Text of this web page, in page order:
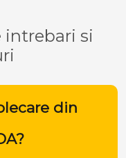
intrebari si
din